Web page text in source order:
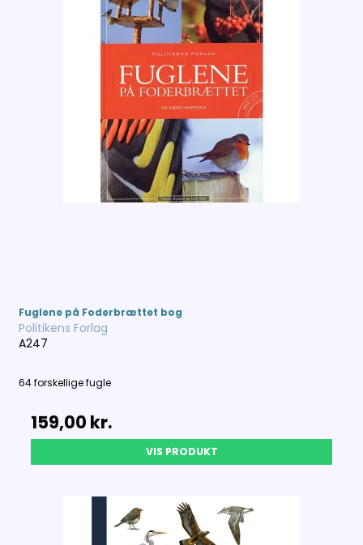
Fuglene på Foderbrættet bog
Politikens Forlag
A247
64 forskellige fugle
159,00 kr.
VIS PRODUKT